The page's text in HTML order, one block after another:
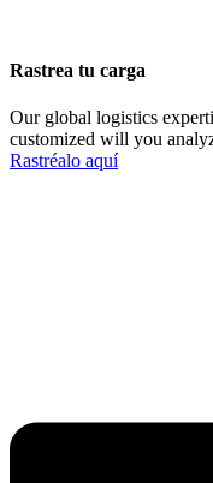
Rastrea tu carga
Our global logistics
customized will you
Rastréalo aquí